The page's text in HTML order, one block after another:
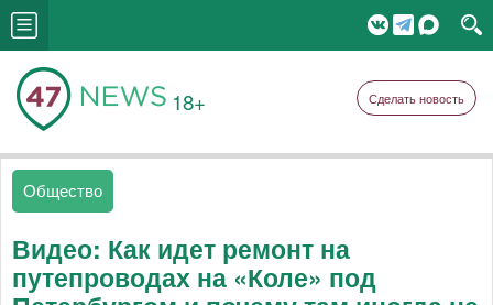
18+ Сделать новость
Общество
Видео: Как идет ремонт на
путепроводах на «Коле» под